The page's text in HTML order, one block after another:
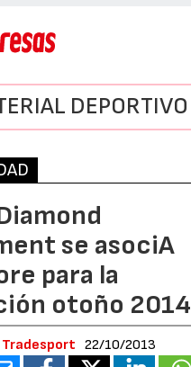
DEPORTIVO
se asociA
para la
otoño 2014
22/10/2013